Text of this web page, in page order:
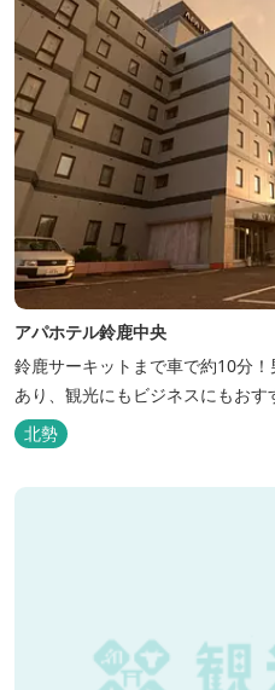
アパホテル鈴鹿中央
鈴鹿サーキットまで車で約10分
あり、観光にもビジネスにもおす
北勢